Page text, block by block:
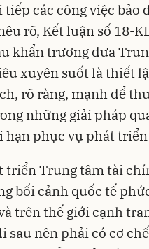
các công việc bảo
rõ, Kết luận số 18-
khẩn trương đưa
xuyên suốt là thiết
rõ ràng, mạnh để
những giải pháp
hạn phục vụ phát
triển Trung tâm tài
bối cảnh quốc tế
trên thế giới cạnh
sau nên phải có cơ